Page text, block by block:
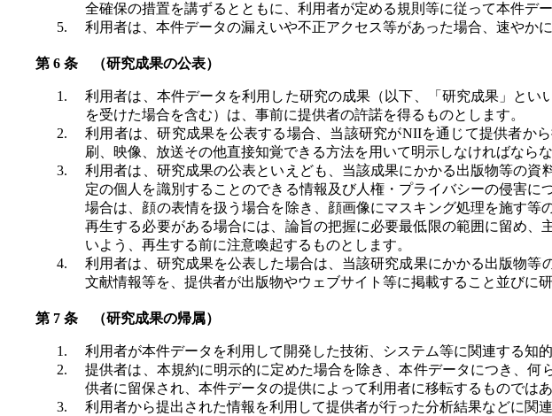
全確保の措置を講ずるとともに、利用者が定める規則等に従って本件デ
利用者は、本件データの漏えいや不正アクセス等があった場合、速やか
（研究成果の公表）
利用者は、本件データを利用した研究の成果（以下、「研究成果」と
を受けた場合を含む）は、事前に提供者の許諾を得るものとします。
利用者は、研究成果を公表する場合、当該研究がNIIを通じて提供者か
刷、映像、放送その他直接知覚できる方法を用いて明示しなければならな
利用者は、研究成果の公表といえども、当該成果にかかる出版物等の
定の個人を識別することのできる情報及び人権・プライバシーの侵害
場合は、顔の表情を扱う場合を除き、顔画像にマスキング処理を施す
再生する必要がある場合には、論旨の把握に必要最低限の範囲に留め
いよう、再生する前に注意喚起するものとします。
利用者は、研究成果を公表した場合は、当該研究成果にかかる出版物
文献情報等を、提供者が出版物やウェブサイト等に掲載すること並びに
（研究成果の帰属）
利用者が本件データを利用して開発した技術、システム等に関連する知
提供者は、本規約に明示的に定めた場合を除き、本件データにつき、
供者に留保され、本件データの提供によって利用者に移転するものではあ
利用者から提出された情報を利用して提供者が行った分析結果などに関